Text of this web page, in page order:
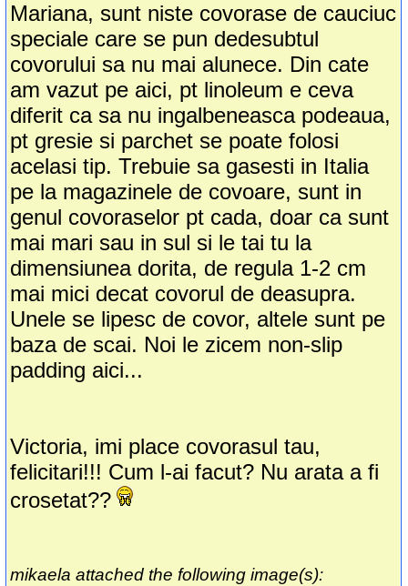
Mariana, sunt niste covorase de cauciuc
speciale care se pun dedesubtul
covorului sa nu mai alunece. Din cate
am vazut pe aici, pt linoleum e ceva
diferit ca sa nu ingalbeneasca podeaua,
pt gresie si parchet se poate folosi
acelasi tip. Trebuie sa gasesti in Italia
pe la magazinele de covoare, sunt in
genul covoraselor pt cada, doar ca sunt
mai mari sau in sul si le tai tu la
dimensiunea dorita, de regula 1-2 cm
mai mici decat covorul de deasupra.
Unele se lipesc de covor, altele sunt pe
baza de scai. Noi le zicem non-slip
padding aici...
Victoria, imi place covorasul tau,
felicitari!!! Cum l-ai facut? Nu arata a fi
crosetat??
mikaela attached the following image(s):